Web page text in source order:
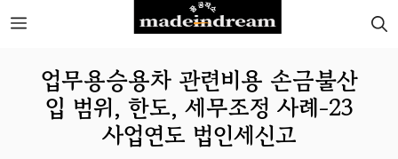
Skip
content
MENU
업무용승용차 관련비용 손금불산
입 범위, 한도, 세무조정 사례-23
사업연도 법인세신고